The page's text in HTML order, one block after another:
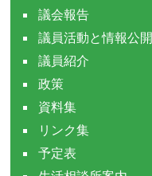
議会報告
議員活動と情報公開
議員紹介
政策
資料集
リンク集
予定表